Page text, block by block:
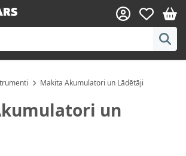
Makita Akumulatori un Lādētāji
un